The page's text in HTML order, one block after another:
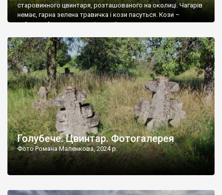
старовинного цвинтаря, розташованого на околиці. Чагарів
немає, гарна зелена травичка і кози пасуться. Кози –
найкращий регулятор шкідливої, для старих кладовищ,
бруньками, кози ті бруньки обгризають, бо то улюблений
делікатес. На цвинтарі у Голубечому ціла колекція
різноманітних форм хрестів. Село відносно невелике, […]
Голубече. Цвинтар. Фотогалерея
Фото Романа Маленкова, 2024 р.